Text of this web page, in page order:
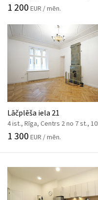
1 200 EUR / mēn.
Lāčplēša iela 21
4 ist., Rīga, Centrs 2 no 7 st.,
1 300 EUR / mēn.